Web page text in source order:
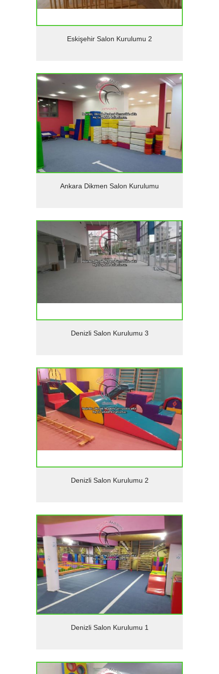
Detaylar
Eskişehir Salon Kurulumu 2
Detaylar
Ankara Dikmen Salon Kurulumu
Detaylar
Denizli Salon Kurulumu 3
Detaylar
Denizli Salon Kurulumu 2
Detaylar
Denizli Salon Kurulumu 1